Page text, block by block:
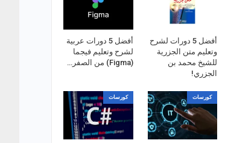
أفضل 5 دورات لشرح
وتعليم متن الجزرية
للشيخ محمد بن
الجزري!
أفضل 5 دورات عربية
لشرح وتعليم فيجما
(Figma) من الصفر…
كورسات كورسات